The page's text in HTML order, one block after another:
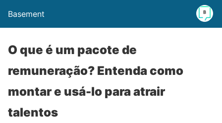
Basement
O que é um pacote de
remuneração? Entenda como
montar e usá-lo para atrair
talentos